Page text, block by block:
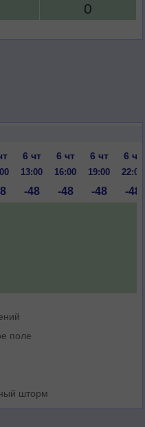
0
6 чт 6 чт 6 чт 6 чт
13:00 16:00 19:00 22:00
-48 -48 -48 -48
поле
шторм